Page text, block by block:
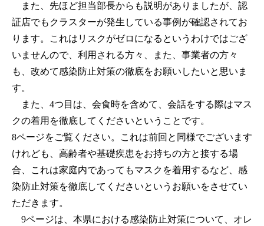
また、先ほど担当部長からも説明がありましたが、認
証店でもクラスターが発生している事例が確認されてお
ります。これはリスクがゼロになるというわけではござ
いませんので、利用される方々、また、事業者の方々
も、改めて感染防止対策の徹底をお願いしたいと思いま
す。
また、4つ目は、会食時を含めて、会話をする際はマス
クの着用を徹底してくださいということです。
8ページをご覧ください。これは前回と同様でございます
けれども、高齢者や基礎疾患をお持ちの方と接する場
合、これは家庭内であってもマスクを着用するなど、感
染防止対策を徹底してくださいというお願いをさせてい
ただきます。
9ページは、本県における感染防止対策について、オレ